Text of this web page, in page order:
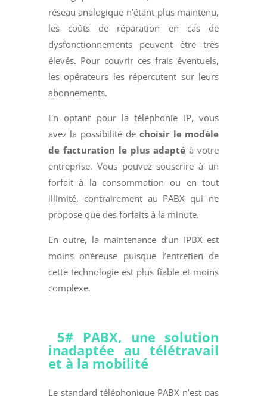
réseau analogique n’étant plus maintenu,
les coûts de réparation en cas de
dysfonctionnements peuvent être très
élevés. Pour couvrir ces frais éventuels,
les opérateurs les répercutent sur leurs
abonnements.
En optant pour la téléphonie IP, vous
avez la possibilité de choisir le modèle
de facturation le plus adaptéà votre
entreprise. Vous pouvez souscrire à un
forfait à la consommation ou en tout
illimité, contrairement au PABX qui ne
propose que des forfaits à la minute.
En outre, la maintenance d’un IPBX est
moins onéreuse puisque l’entretien de
cette technologie est plus fiable et moins
complexe.
5# PABX, une solution
inadaptée au télétravail
et à la mobilité
Le standard téléphonique PABX n’est pas